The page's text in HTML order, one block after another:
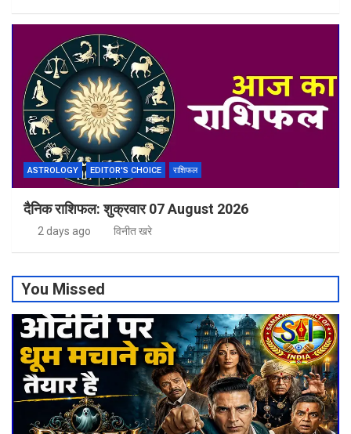
ASTROLOGY EDITOR'S CHOICE राशिफल
दैनिक राशिफल: शुक्रवार 07 August 2026
2 days ago विनीत खरे
You Missed